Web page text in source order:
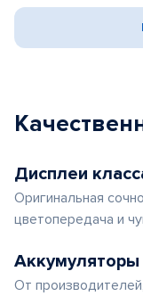
Дисплеи
Оригинальная
цветопередача и
Аккумуляторы
От